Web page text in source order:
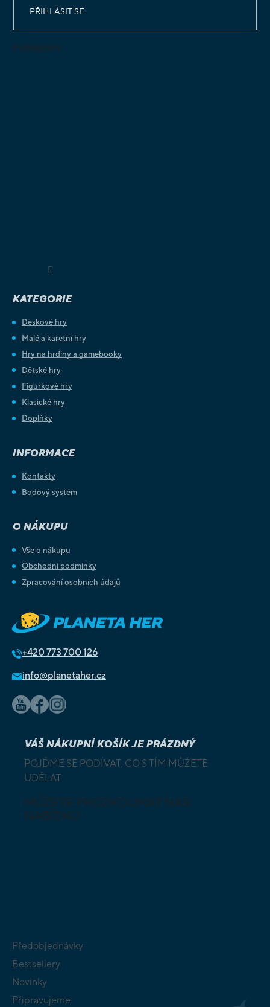
PŘIHLÁSIT SE
Instagram
KATEGORIE
Deskové hry
Malé a karetní hry
Hry na hrdiny a gamebooky
Dětské hry
Figurkové hry
Klasické hry
Doplňky
INFORMACE
Kontakty
Bodový systém
O NÁKUPU
Vše o nákupu
Obchodní podmínky
Zpracování osobních údajů
+420 773 700 126
info@planetaher.cz
VÁŠ NÁKUPNÍ KOŠÍK JE PRÁZDNÝ
POJĎME SE PODÍVAT, CO S TÍM MŮŽETE
UDĚLAT
MŮŽETE PROZKOUMAT NAŠI
NABÍDKU
Předobjednávky
Bestsellery
Novinky
Připravujeme